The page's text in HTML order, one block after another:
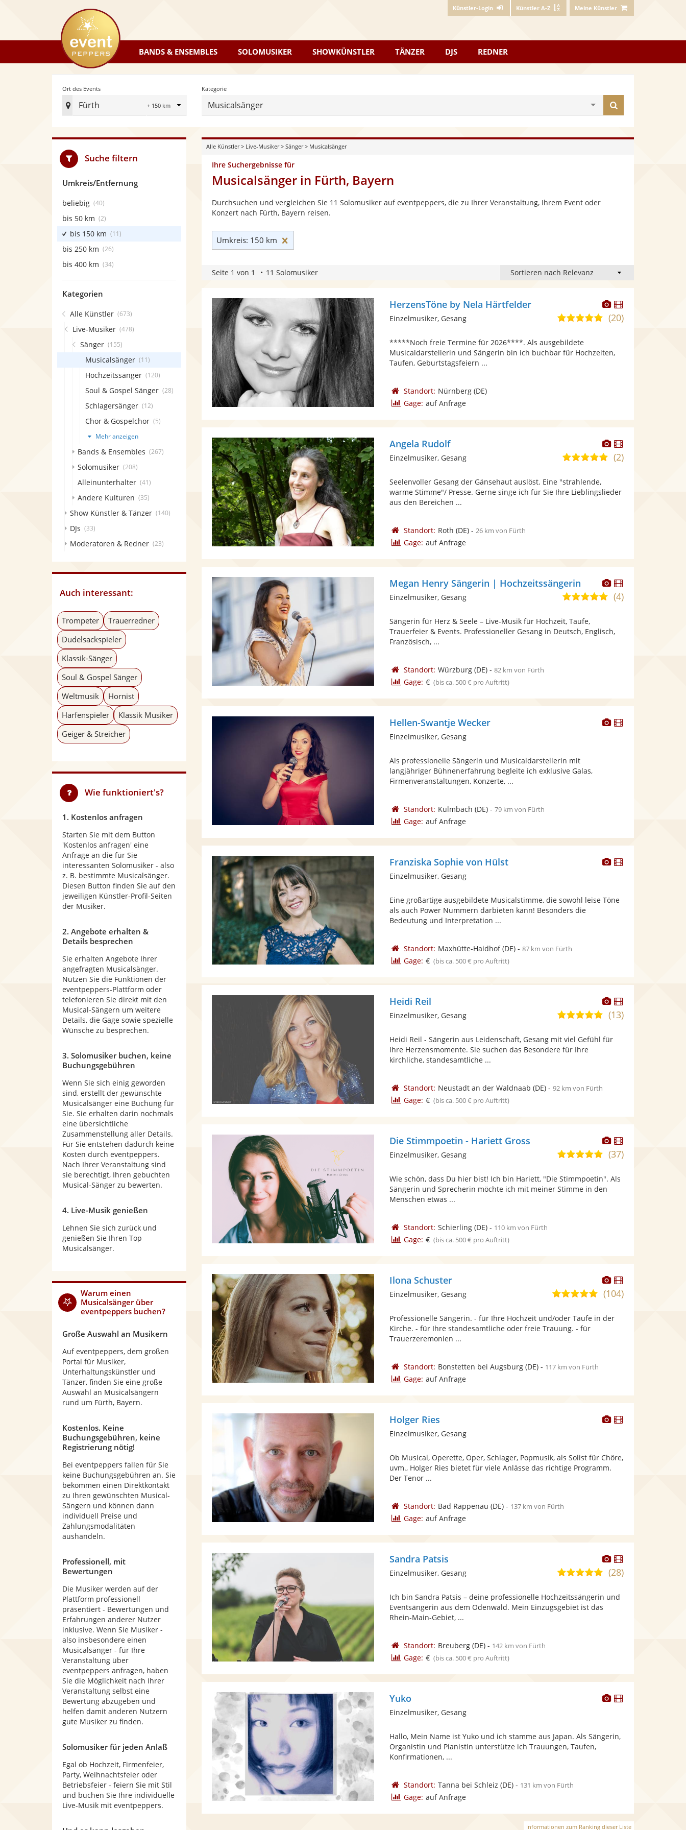
Künstler-Login Künstler A-Z Meine Künstler
eventpeppers
BANDS & ENSEMBLES SOLOMUSIKER SHOWKÜNSTLER TÄNZER DJS REDNER
Ort des Events
Fürth
Radius
Ort
Events
festlegen
Kategorie
Musicalsänger
finden
Alle Künstler> Live-Musiker> Sänger> Musicalsänger
Ihre Suchergebnisse für
Musicalsänger in Fürth, Bayern
Durchsuchen und vergleichen Sie 11 Solomusiker auf eventpeppers, die zu Ihrer Veranstaltung, Ihrem Event oder
Konzert nach Fürth, Bayern reisen.
Umkreis: 150 km
Seite 1 von 1 11 Solomusiker
Dieser
Künstler
stellt
Dieser
Künstler
HerzensTöne by Nela Härtfelder
5,0
Sternen
(20)
Einzelmusiker, Gesang
*****Noch freie Termine für 2026****. Als ausgebildete
Musicaldarstellerin und Sängerin bin ich buchbar für Hochzeiten,
Taufen, Geburtstagsfeiern ...
Standort: Nürnberg(DE)
Gage: auf Anfrage
Dieser
Künstler
stellt
bereit.
Dieser
Künstler
Angela Rudolf
5,0
Sternen
(2)
Einzelmusiker, Gesang
Seelenvoller Gesang der Gänsehaut auslöst. Eine "strahlende,
warme Stimme"/ Presse. Gerne singe ich für Sie Ihre Lieblingslieder
aus den Bereichen ...
Standort: Roth (DE)- 26 km von Fürth
Gage: auf Anfrage
Dieser
Künstler
stellt
Dieser
Künstler
Megan Henry Sängerin | Hochzeitssängerin
4,8
Sternen
(4)
Einzelmusiker, Gesang
Sängerin für Herz & Seele – Live-Musik für Hochzeit, Taufe,
Trauerfeier & Events. Professioneller Gesang in Deutsch, Englisch,
Französisch, ...
Standort: Würzburg(DE)- 82 km von Fürth
Gage: € (bis ca. 500 € pro Auftritt)
DieserDieser
Hellen-Swantje Wecker
Einzelmusiker, Gesang
Als professionelle Sängerin und Musicaldarstellerin mit
langjähriger Bühnenerfahrung begleite ich exklusive Galas,
Firmenveranstaltungen, Konzerte, ...
Standort: Kulmbach (DE)- 79 km von Fürth
Gage: auf Anfrage
Dieser
bereit.
Dieser
Franziska Sophie von Hülst
Einzelmusiker, Gesang
Eine großartige ausgebildete Musicalstimme, die sowohl leise Töne
als auch Power Nummern darbieten kann! Besonders die
Bedeutung und Interpretation ...
Standort: Maxhütte-Haidhof(DE)- 87 km von Fürth
Gage: € (bis ca. 500 € pro Auftritt)
Dieser
Künstler
stellt
Dieser
Künstler
Heidi Reil
5,0
5
(13)
Einzelmusiker, Gesang
Heidi Reil - Sängerin aus Leidenschaft, Gesang mit viel Gefühl für
Ihre Herzensmomente. Sie suchen das Besondere für Ihre
kirchliche, standesamtliche ...
Standort: Neustadt an der Waldnaab (DE)- 92 km von Fürth
Gage: € (bis ca. 500 € pro Auftritt)
Dieser
Künstler
stellt
Fotos
bereit.
Dieser
Künstler
Die Stimmpoetin - Hariett Gross
5,0
5
Sternen
(37)
Einzelmusiker, Gesang
Wie schön, dass Du hier bist! Ich bin Hariett, "Die Stimmpoetin". Als
Sängerin und Sprecherin möchte ich mit meiner Stimme in den
Menschen etwas ...
Standort: Schierling(DE)- 110 km von Fürth
Gage: € (bis ca. 500 € pro Auftritt)
Dieser
Künstler
stellt
bereit.
Dieser
Künstler
Ilona Schuster
5,0
5
(104)
Einzelmusiker, Gesang
Professionelle Sängerin. - für Ihre Hochzeit und/oder Taufe in der
Kirche. - für Ihre standesamtliche oder freie Trauung. - für
Trauerzeremonien ...
Standort: Bonstetten bei Augsburg(DE)- 117 km von Fürth
Gage: auf Anfrage
Dieser
bereit.
Dieser
bereit.
Holger Ries
Einzelmusiker, Gesang
Ob Musical, Operette, Oper, Schlager, Popmusik, als Solist für Chöre,
uvm., Holger Ries bietet für viele Anlässe das richtige Programm.
Der Tenor ...
Standort: Bad Rappenau (DE)- 137 km von Fürth
Gage: auf Anfrage
Dieser
Künstler
stellt
Fotos
bereit.
Dieser
Künstler
Sandra Patsis
5,0
5
Sternen
(28)
Einzelmusiker, Gesang
Ich bin Sandra Patsis – deine professionelle Hochzeitssängerin und
Eventsängerin aus dem Odenwald. Mein Einzugsgebiet ist das
Rhein-Main-Gebiet, ...
Standort: Breuberg(DE)- 142 km von Fürth
Gage: € (bis ca. 500 € pro Auftritt)
Dieser
Fotos
bereit.
Dieser
Yuko
Einzelmusiker, Gesang
Hallo, Mein Name ist Yuko und ich stamme aus Japan. Als Sängerin,
Organistin und Pianistin unterstütze ich Trauungen, Taufen,
Konfirmationen, ...
Standort: Tanna bei Schleiz (DE)- 131 km von Fürth
Gage: auf Anfrage
Informationen zum Ranking dieser Liste
Suche filtern
Umkreis/Entfernung
beliebig (40)
bis 50 km (2)
bis 150 km (11)
bis 250 km (26)
bis 400 km (34)
Kategorien
Alle Künstler (673)
Live-Musiker (478)
Sänger (155)
Musicalsänger (11)
Hochzeitssänger (120)
Soul & Gospel Sänger (28)
Schlagersänger (12)
Chor & Gospelchor (5)
Mehr anzeigen
Bands & Ensembles (267)
Solomusiker (208)
Alleinunterhalter (41)
Andere Kulturen (35)
Show Künstler & Tänzer (140)
DJs (33)
Moderatoren & Redner (23)
Auch interessant:
Trompeter
Trauerredner
Dudelsackspieler
Klassik-Sänger
Soul & Gospel Sänger
Weltmusik
Hornist
Harfenspieler
Klassik Musiker
Geiger & Streicher
Wie funktioniert's?
1. Kostenlos anfragen
Starten Sie mit dem Button
'Kostenlos anfragen' eine
Anfrage an die für Sie
interessanten Solomusiker - also
z. B. bestimmte Musicalsänger.
Diesen Button finden Sie auf den
jeweiligen Künstler-Profil-Seiten
der Musiker.
2. Angebote erhalten &
Details besprechen
Sie erhalten Angebote Ihrer
angefragten Musicalsänger.
Nutzen Sie die Funktionen der
eventpeppers-Plattform oder
telefonieren Sie direkt mit den
Musical-Sängern um weitere
Details, die Gage sowie spezielle
Wünsche zu besprechen.
3. Solomusiker buchen, keine
Buchungsgebühren
Wenn Sie sich einig geworden
sind, erstellt der gewünschte
Musicalsänger eine Buchung für
Sie. Sie erhalten darin nochmals
eine übersichtliche
Zusammenstellung aller Details.
Für Sie entstehen dadurch keine
Kosten durch eventpeppers.
Nach Ihrer Veranstaltung sind
sie berechtigt, Ihren gebuchten
Musical-Sänger zu bewerten.
4. Live-Musik genießen
Lehnen Sie sich zurück und
genießen Sie Ihren Top
Musicalsänger.
Warum einen
Musicalsängerüber
eventpeppers buchen?
Große Auswahl an Musikern
Auf eventpeppers, dem großen
Portal für Musiker,
Unterhaltungskünstler und
Tänzer, finden Sie eine große
Auswahl an Musicalsängern
rund um Fürth, Bayern.
Kostenlos. Keine
Buchungsgebühren, keine
Registrierung nötig!
Bei eventpeppers fallen für Sie
keine Buchungsgebühren an. Sie
bekommen einen Direktkontakt
zu Ihren gewünschten Musical-
Sängern und können dann
individuell Preise und
Zahlungsmodalitäten
aushandeln.
Professionell, mit
Bewertungen
Die Musiker werden auf der
Plattform professionell
präsentiert - Bewertungen und
Erfahrungen anderer Nutzer
inklusive. Wenn Sie Musiker -
also insbesondere einen
Musicalsänger - für Ihre
Veranstaltung über
eventpeppers anfragen, haben
Sie die Möglichkeit nach Ihrer
Veranstaltung selbst eine
Bewertung abzugeben und
helfen damit anderen Nutzern
gute Musiker zu finden.
Solomusiker für jeden Anlaß
Egal ob Hochzeit, Firmenfeier,
Party, Weihnachtsfeier oder
Betriebsfeier - feiern Sie mit Stil
und buchen Sie Ihre individuelle
Live-Musik mit eventpeppers.